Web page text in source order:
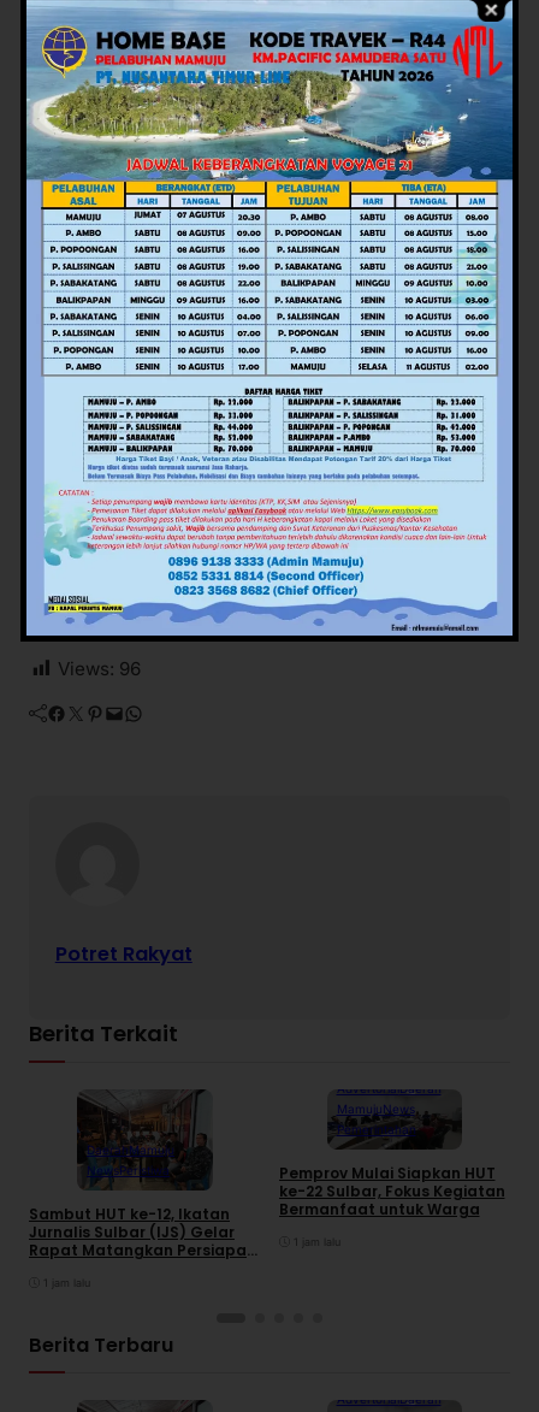
sehingga pelayanan posyandu dapat berjalan lebih
optimal dan berkelanjutan.
“Kegiatan ini menjadi bukti kader posyandu adalah
ujung tombak dalam pelayanan kesehatan ke
masyarakat,” ungkapnya.
Senada CSR PT Letawa, Ahmad Faizal, menegaskan
pentingnya kolaborasi lintas sektoral antara
perusahaan, pemerintah daerah, serta organisasi
masyarakat.
“Diharapkan kegiatan ini tidak hanya menambah
wawasan, tetapi juga memperkuat komitmen bersama
antara orang tua, kader, dan tenaga kesehatan terus
bersinergi mewujudkan anak-anak yang sehat, kuat,
cerdas, dan berkarakter,” imbuhnya. (*)
Views: 96
Facebook Twitter Pinterest Mail WhatsApp
Potret Rakyat
Berita Terkait
DaerahMamuju
NewsPeristiwa
Sambut HUT ke-12, Ikatan
Jurnalis Sulbar (IJS) Gelar
Rapat Matangkan Persiapan
1 jam lalu
AdvertorialDaerah
MamujuNews
Pemerintahan
Pemprov Mulai Siapkan HUT
ke-22 Sulbar, Fokus Kegiatan
Bermanfaat untuk Warga
1 jam lalu
Berita Terbaru
AdvertorialDaerah